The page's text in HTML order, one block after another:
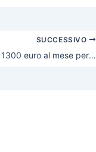
SUCCESSIVO
Assegno INPS: fino a 1300 euro al mese per famiglie e pensionati in difficoltà